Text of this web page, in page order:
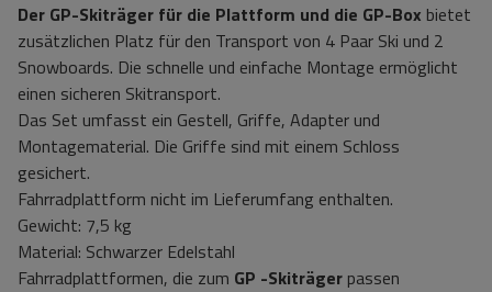
Der GP-Skiträger für die Plattform und die GP-Box bietet
zusätzlichen Platz für den Transport von 4 Paar Ski und 2
Snowboards. Die schnelle und einfache Montage ermöglicht
einen sicheren Skitransport.
Das Set umfasst ein Gestell, Griffe, Adapter und
Montagematerial. Die Griffe sind mit einem Schloss
gesichert.
Fahrradplattform nicht im Lieferumfang enthalten.
Gewicht: 7,5 kg
Material: Schwarzer Edelstahl
Fahrradplattformen, die zum GP -Skiträger passen